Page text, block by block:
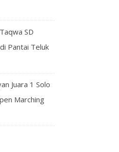
SD
Pantai Teluk
Juara 1 Solo
Marching